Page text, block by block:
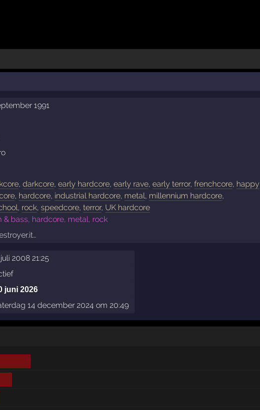
1991
,darkcore,early hardcore,early rave,early terror,frenchcore, happy
, hardcore, industrial hardcore, metal, millennium hardcore,
, rock,speedcore,terror, UK hardcore
& bass, hardcore, metal, rock
2008 21:25
juni 2026
14 december 2024 om 20:49